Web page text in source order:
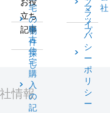
宅
の
物
件
探
し
お役
立ち
記事
中
古
住
宅
購
入
の
記
マ
ッ
プ
社
ラ
イ
バ
シ
ー
ポ
リ
シ
ー
情報